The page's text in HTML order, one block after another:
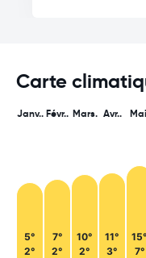
Carte
Janv..
5°
2°
Févr..
7°
2°
Mars.
10°
2°
Avr..
11°
3°
15°
7°